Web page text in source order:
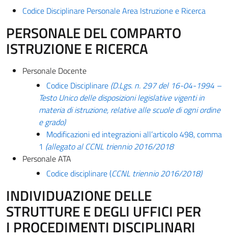
Codice Disciplinare Personale Area Istruzione e Ricerca
PERSONALE DEL COMPARTO
ISTRUZIONE E RICERCA
Personale Docente
Codice Disciplinare (D.Lgs. n. 297 del 16-04-1994 –
Testo Unico delle disposizioni legislative vigenti in
materia di istruzione, relative alle scuole di ogni ordine
e grado)
Modificazioni ed integrazioni all’articolo 498, comma
1 (allegato al CCNL triennio 2016/2018
Personale ATA
Codice disciplinare (CCNL triennio 2016/2018)
INDIVIDUAZIONE DELLE
STRUTTURE E DEGLI UFFICI PER
I PROCEDIMENTI DISCIPLINARI